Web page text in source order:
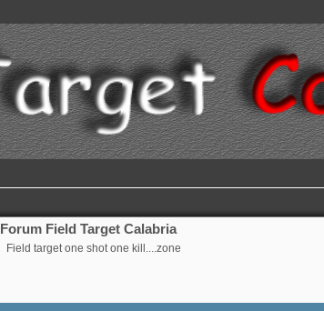
Forum Field Target Calabria
Field target one shot one kill....zone